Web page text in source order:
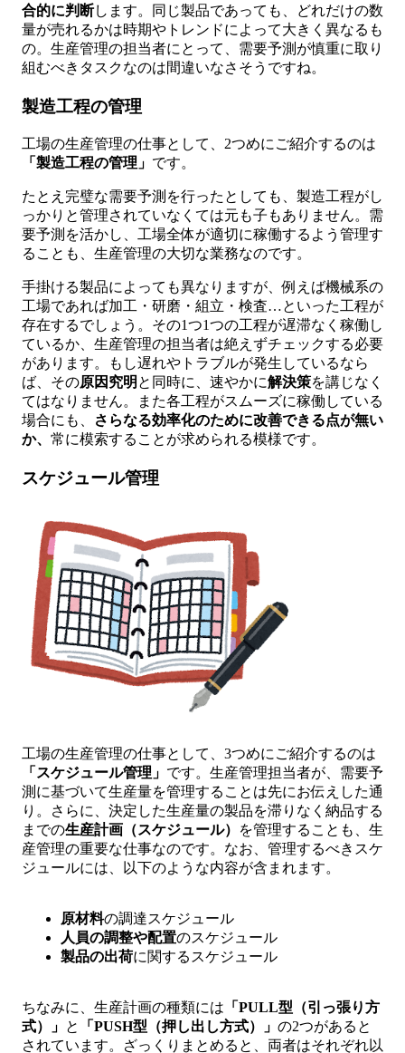
合的に判断します。同じ製品であっても、どれだけの数
量が売れるかは時期やトレンドによって大きく異なるも
の。生産管理の担当者にとって、需要予測が慎重に取り
組むべきタスクなのは間違いなさそうですね。
製造工程の管理
工場の生産管理の仕事として、2つめにご紹介するのは
「製造工程の管理」 です。
たとえ完璧な需要予測を行ったとしても、製造工程がし
っかりと管理されていなくては元も子もありません。需
要予測を活かし、工場全体が適切に稼働するよう管理す
ることも、生産管理の大切な業務なのです。
手掛ける製品によっても異なりますが、例えば機械系の
工場であれば加工・研磨・組立・検査…といった工程が
存在するでしょう。その1つ1つの工程が遅滞なく稼働し
ているか、生産管理の担当者は絶えずチェックする必要
があります。もし遅れやトラブルが発生しているなら
ば、その原因究明 と同時に、速やかに解決策を講じなく
てはなりません。また各工程がスムーズに稼働している
場合にも、
さらなる効率化のために改善できる点が無い
か、 常に模索することが求められる模様です。
スケジュール管理
工場の生産管理の仕事として、3つめにご紹介するのは
「スケジュール管理」 です。生産管理担当者が、需要予
測に基づいて生産量を管理することは先にお伝えした通
り。さらに、決定した生産量の製品を滞りなく納品する
までの生産計画（スケジュール）
を管理することも、生
産管理の重要な仕事なのです。なお、管理するべきスケ
ジュールには、以下のような内容が含まれます。
原材料の調達スケジュール
人員の調整や配置のスケジュール
製品の出荷に関するスケジュール
ちなみに、生産計画の種類には 「PULL型（引っ張り方
式）」 と 「PUSH型（押し出し方式）」 の2つがあると
されています。ざっくりまとめると、両者はそれぞれ以